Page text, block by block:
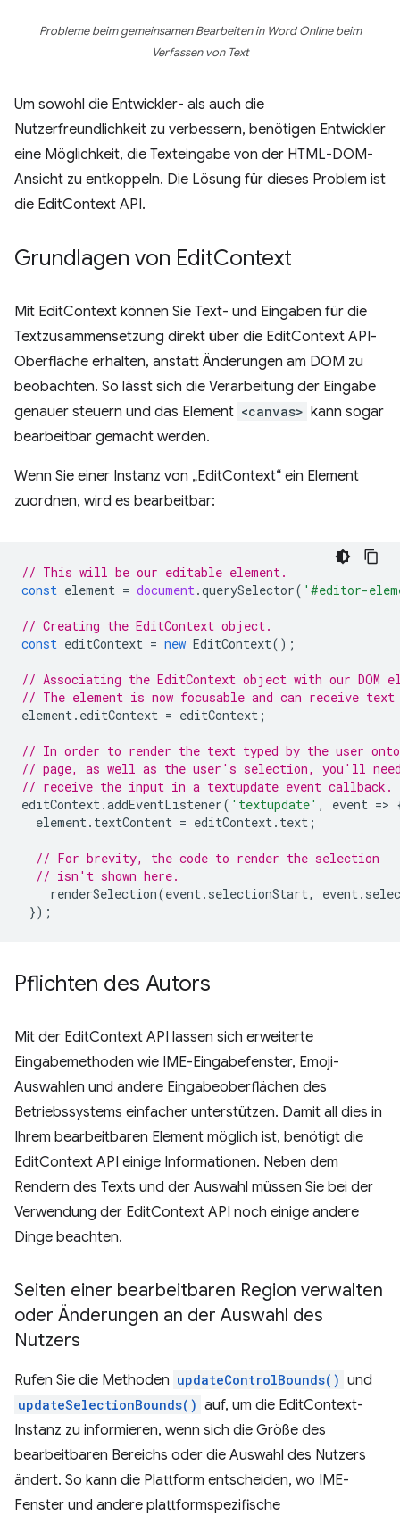
Probleme beim gemeinsamen Bearbeiten in Word Online beim
Verfassen von Text
Um sowohl die Entwickler- als auch die
Nutzerfreundlichkeit zu verbessern, benötigen Entwickler
eine Möglichkeit, die Texteingabe von der HTML-DOM-
Ansicht zu entkoppeln. Die Lösung für dieses Problem ist
die EditContext API.
Grundlagen von EditContext
Mit EditContext können Sie Text- und Eingaben für die
Textzusammensetzung direkt über die EditContext API-
Oberfläche erhalten, anstatt Änderungen am DOM zu
beobachten. So lässt sich die Verarbeitung der Eingabe
genauer steuern und das Element <canvas> kann sogar
bearbeitbar gemacht werden.
Wenn Sie einer Instanz von „EditContext“ ein Element
zuordnen, wird es bearbeitbar:
// This will be our editable element.
const element = document.querySelector( '#editor-
// Creating the EditContext object.
const editContext = new EditContext();
// Associating the EditContext object with our DOM
// The element is now focusable and can receive
element. editContext = editContext ;
// In order to render the text typed by the user
// page, as well as the user's selection, you'll
// receive the input in a textupdate event callback.
editContext.addEventListener( 'textupdate' , event =>
element. textContent = editContext. text ;
// For brevity, the code to render the selection
// isn't shown here.
renderSelection(event. selectionStart, event.
});
Pflichten des Autors
Mit der EditContext API lassen sich erweiterte
Eingabemethoden wie IME-Eingabefenster, Emoji-
Auswahlen und andere Eingabeoberflächen des
Betriebssystems einfacher unterstützen. Damit all dies in
Ihrem bearbeitbaren Element möglich ist, benötigt die
EditContext API einige Informationen. Neben dem
Rendern des Texts und der Auswahl müssen Sie bei der
Verwendung der EditContext API noch einige andere
Dinge beachten.
Seiten einer bearbeitbaren Region verwalten
oder Änderungen an der Auswahl des
Nutzers
Rufen Sie die Methoden updateControlBounds() und
updateSelectionBounds() auf, um die EditContext-
Instanz zu informieren, wenn sich die Größe des
bearbeitbaren Bereichs oder die Auswahl des Nutzers
ändert. So kann die Plattform entscheiden, wo IME-
Fenster und andere plattformspezifische